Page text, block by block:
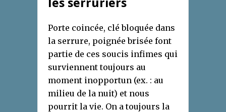
les serruriers
Porte coincée, clé bloquée dans
la serrure, poignée brisée font
partie de ces soucis infimes qui
surviennent toujours au
moment inopportun (ex. : au
milieu de la nuit) et nous
pourrit la vie. On a toujours la